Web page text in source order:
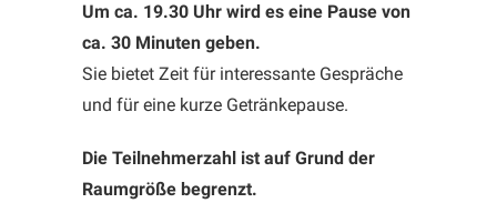
Um ca. 19.30 Uhr wird es eine Pause von
ca. 30 Minuten geben.
Sie bietet Zeit für interessante Gespräche
und für eine kurze Getränkepause.
Die Teilnehmerzahl ist auf Grund der
Raumgröße begrenzt.